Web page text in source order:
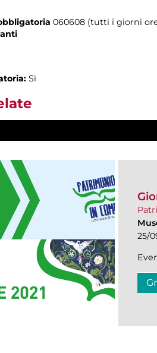
060608 (tutti i giorni ore
Sì
25/